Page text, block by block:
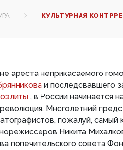
КУЛЬТУРНАЯ
ареста неприкасаемого
и последовавшего
, в России начинается
Многолетний
пожалуй,
Никита
попечительского совета